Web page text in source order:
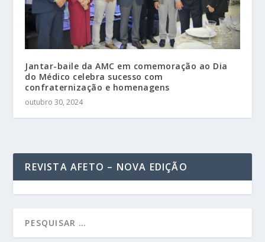
Jantar-baile da AMC em comemoração ao Dia
do Médico celebra sucesso com
confraternização e homenagens
outubro 30, 2024
REVISTA AFETO – NOVA EDIÇÃO